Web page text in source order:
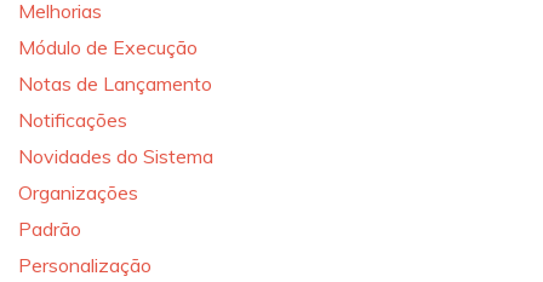
Melhorias
Módulo de Execução
Notas de Lançamento
Notificações
Novidades do Sistema
Organizações
Padrão
Personalização